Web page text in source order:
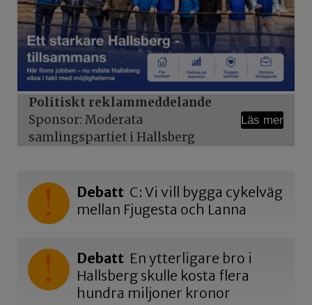
Politiskt reklammeddelande
Sponsor: Moderata
samlingspartiet i Hallsberg
Läs mer
Debatt C: Vi vill bygga cykelväg
mellan Fjugesta och Lanna
Debatt En ytterligare bro i
Hallsberg skulle kosta flera
hundra miljoner kronor